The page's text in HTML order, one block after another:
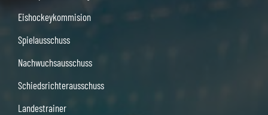
Eishockeykommision
Spielausschuss
Nachwuchsausschuss
Schiedsrichterausschuss
Landestrainer